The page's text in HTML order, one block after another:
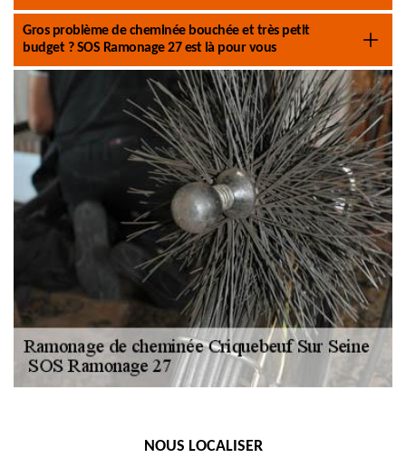
Gros problème de cheminée bouchée et très petit
budget ? SOS Ramonage 27 est là pour vous
NOUS LOCALISER